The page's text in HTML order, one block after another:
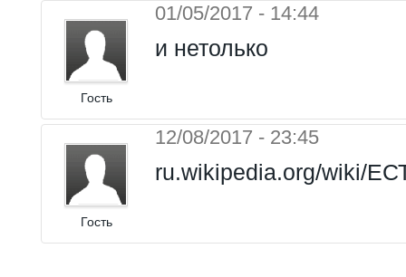
Гость
01/05/2017 - 14:44
и нетолько
Гость
12/08/2017 - 23:45
ru.wikipedia.org/wiki/